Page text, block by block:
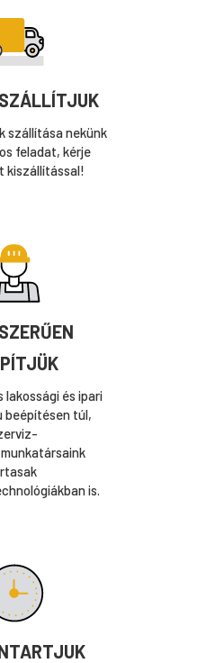
szállítása nekünk
feladat, kérje
kiszállítással!
lakossági és ipari
beépítésen túl,
is.